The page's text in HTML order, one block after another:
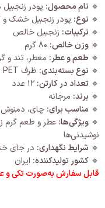
🔹 نام محصول: پودر زنجبیل
🔹 نوع: پودر زنجبیل خشک و
🔹 ترکیبات: زنجبیل خالص
🔹 وزن خالص:
🔹 طعم و عطر: معطر، تند و
🔹 نوع بسته‌بندی: ظرف PET درب‌دار
🔹 تعداد در کارتن:
🔹 برند: مرجانه
🔹 مناسب برای: چای،
🔹 ویژگی‌ها: عطر و طعم گرم
نوشیدنی‌ها
🔹 شرایط نگهداری: در جای
🔹 کشور تولیدکننده: ایران
قابل سفارش به‌صورت تکی و